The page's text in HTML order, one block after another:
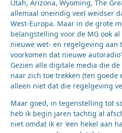
Utah, Arizona, Wyoming, The
allemaal oneindig veel weidser
West-Europa. Maar in de grote
belangstelling voor de MG ook
nieuwe wet- en regelgeving aan
voorkomen dat nieuwe
Gezien alle digitale media die
naar zich toe trekken (ten goede
alleen niet dat die regelgeving
Maar goed, in tegenstelling tot
heb ik begin jaren tachtig al
niet omdat ik er 'een hekel aan